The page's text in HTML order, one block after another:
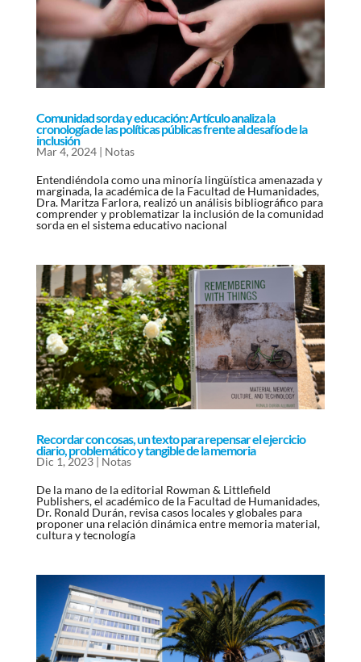
Comunidad sorda y educación: Artículo analiza la
cronología de las políticas públicas frente al desafío de la
inclusión
Mar 4, 2024| Notas
Entendiéndola como una minoría lingüística amenazada y
marginada, la académica de la Facultad de Humanidades,
Dra. Maritza Farlora, realizó un análisis bibliográfico para
comprender y problematizar la inclusión de la comunidad
sorda en el sistema educativo nacional
Recordar con cosas, un texto para repensar el ejercicio
diario, problemático y tangible de la memoria
Dic 1, 2023| Notas
De la mano de la editorial Rowman & Littlefield
Publishers, el académico de la Facultad de Humanidades,
Dr. Ronald Durán, revisa casos locales y globales para
proponer una relación dinámica entre memoria material,
cultura y tecnología